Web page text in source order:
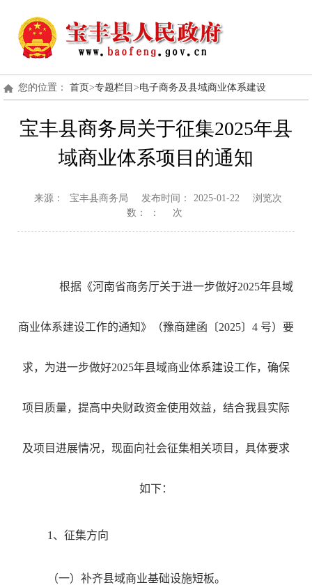
您的位置： 首页>专题栏目 >电子商务及县域商业体系建设
宝丰县商务局关于征集2025年县
域商业体系项目的通知
来源： 宝丰县商务局 发布时间： 2025-01-22
浏览次
数：
： 次
根据《河南省商务厅关于进一步做好2025年县域
商业体系建设工作的通知》（豫商建函〔2025〕4 号）要
求，为进一步做好2025年县域商业体系建设工作，确保
项目质量，提高中央财政资金使用效益， 结合我县实际
及项目进展情况，现面向社会征集相关项目，具体要求
如下：
1、 征集方向
（一）补齐县域商业基础设施短板。